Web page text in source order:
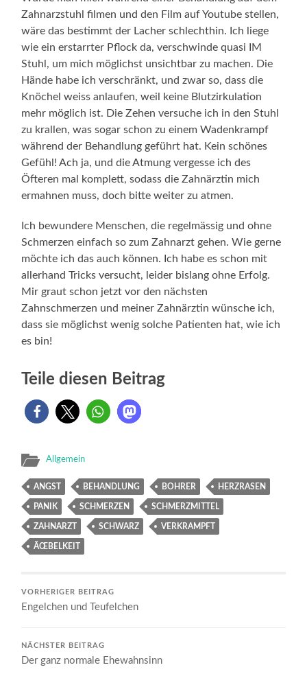
Zahnarzstuhl filmen und den Film auf Youtube stellen,
wäre das bestimmt der Lacher schlechthin. Ich liege
wie ein erstarrter Pflock da, verschwinde quasi IM
Stuhl, um mich möglichst unsichtbar zu machen. Die
Hände habe ich verschränkt, und zwar so, dass die
Knöchel weiss anlaufen, weil keine Blutzirkulation
mehr möglich ist. Die Zehen versuche ich in den Stuhl
zu krallen, was sogar schon zu einem Wadenkrampf
während der Behandlung geführt hat. Kein schönes
Gefühl! Ach ja, und die Atmung vergesse ich des
Öfteren mal komplett, sodass die Zahnärztin mich
ermahnen muss, doch bitte weiter zu atmen.
Ich bewundere Menschen, die regelmässig und ohne
Schmerzen einfach so zum Zahnarzt gehen. Wie gerne
möchte ich das auch können. Ich habe es schon mit
allerhand Tricks versucht, leider bislang ohne Erfolg.
Mir graut schon jetzt vor den nächsten
Zahnschmerzen und meiner Zahnärztin wünsche ich,
dass sie möglichst wenig solche Patienten hat, wie ich
es bin!
Teile diesen Beitrag
Allgemein
ANGST BEHANDLUNG BOHRER HERZRASEN
PANIK SCHMERZEN SCHMERZMITTEL
ZAHNARZT SCHWARZ VERKRAMPFT
ÃŒBELKEIT
VORHERIGER BEITRAG
Engelchen und Teufelchen
NÄCHSTER BEITRAG
Der ganz normale Ehewahnsinn